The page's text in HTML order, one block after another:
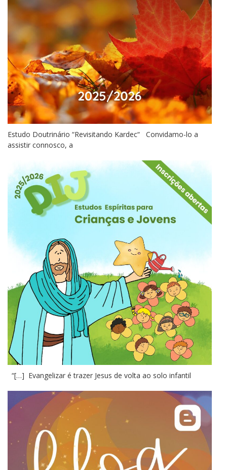
Estudo Doutrinário “Revisitando Kardec“ Convidamo-lo a
assistir connosco, a
“[…] Evangelizar é trazer Jesus de volta ao solo infantil